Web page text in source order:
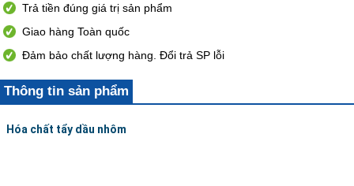
Trả tiền đúng giá trị sản phẩm
Giao hàng Toàn quốc
Đảm bảo chất lượng hàng. Đổi trả SP lỗi
Thông tin sản phẩm
Hóa chất tẩy dầu nhôm